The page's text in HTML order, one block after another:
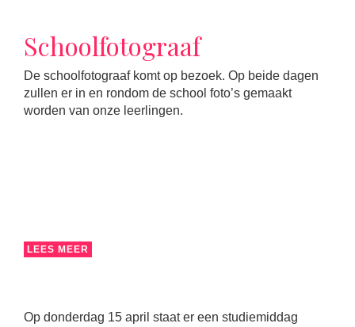
Schoolfotograaf
De schoolfotograaf komt op bezoek. Op beide dagen
zullen er in en rondom de school foto’s gemaakt
worden van onze leerlingen.
LEES MEER
Op donderdag 15 april staat er een studiemiddag